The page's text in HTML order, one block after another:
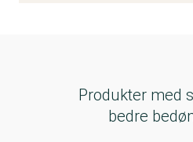
Produkter med
bedre